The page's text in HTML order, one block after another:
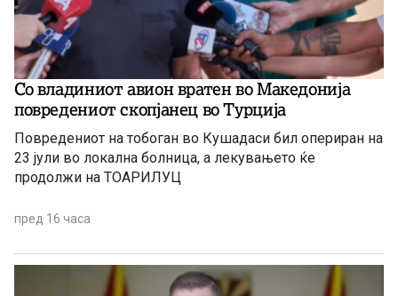
Со владиниот авион вратен во Македонија
повредениот скопјанец во Турција
Повредениот на тобоган во Кушадаси бил опериран на
23 јули во локална болница, а лекувањето ќе
продолжи на ТОАРИЛУЦ
пред 16 часа